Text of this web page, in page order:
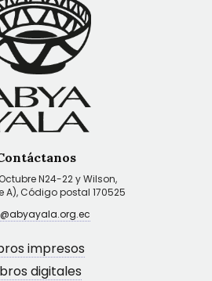
N24-22 y Wilson,
A), Código postal 170525
impresos
digitales